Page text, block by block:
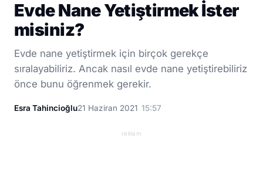
Evde Nane Yetiştirmek İster
misiniz?
Evde nane yetiştirmek için birçok gerekçe
sıralayabiliriz. Ancak nasıl evde nane yetiştirebiliriz
önce bunu öğrenmek gerekir.
Esra Tahincioğlu21 Haziran 2021 15:57
reklam